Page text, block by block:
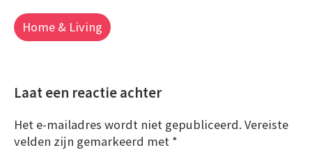
Home & Living
Laat een reactie achter
Het e-mailadres wordt niet gepubliceerd. Vereiste
velden zijn gemarkeerd met *